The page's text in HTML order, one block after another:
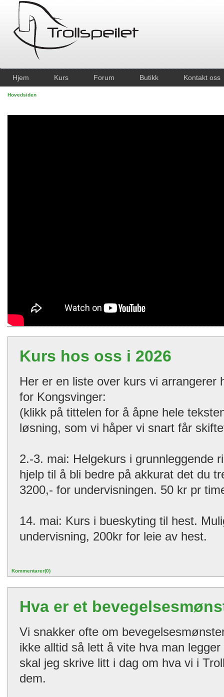
Hjem Kurs Forum Butikk Kontakt oss
Hovedsiden
Kurs hos oss i 2026
Her er en liste over kurs vi arrangerer
for Kongsvinger:
(klikk på tittelen for å åpne hele
løsning, som vi håper vi snart får
2.-3. mai: Helgekurs i grunnleggende
hjelp til å bli bedre på akkurat det du
3200,- for undervisningen. 50 kr pr
14. mai: Kurs i bueskyting til hest.
undervisning, 200kr for leie av hest.
Kommentarer(0)
Hva er et
Vi snakker ofte om
ikke alltid så lett å vite hva man
skal jeg skrive litt i dag om hva vi i
dem.